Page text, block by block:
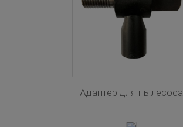
Адаптер для пылесоса